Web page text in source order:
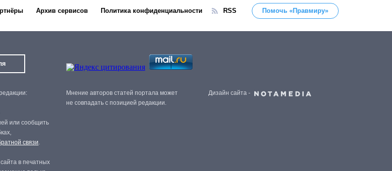
Архив сервисов Политика конфиденциальности RSS Помочь «Правмиру»
или сообщить
связи.
в печатных
Мнение авторов статей портала может
не совпадать с позицией редакции.
Дизайн сайта -